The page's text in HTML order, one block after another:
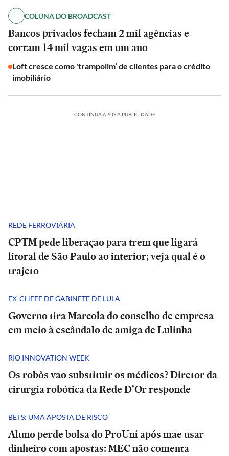
COLUNA DO BROADCAST
Bancos privados fecham 2 mil agências e
cortam 14 mil vagas em um ano
Loft cresce como 'trampolim’ de clientes para o crédito
imobiliário
CONTINUA APÓS A PUBLICIDADE
REDE FERROVIÁRIA
CPTM pede liberação para trem que ligará
litoral de São Paulo ao interior; veja qual é o
trajeto
EX-CHEFE DE GABINETE DE LULA
Governo tira Marcola do conselho de empresa
em meio à escândalo de amiga de Lulinha
RIO INNOVATION WEEK
Os robôs vão substituir os médicos? Diretor da
cirurgia robótica da Rede D’Or responde
BETS: UMA APOSTA DE RISCO
Aluno perde bolsa do ProUni após mãe usar
dinheiro com apostas: MEC não comenta